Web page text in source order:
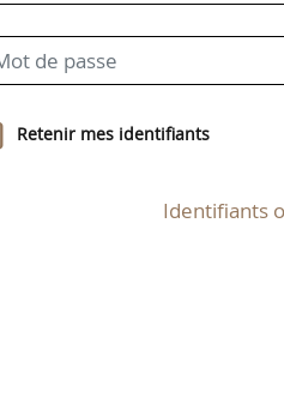
Retenir mes identifiants
Identifiants